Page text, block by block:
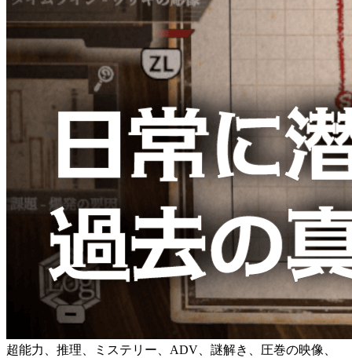
超能力、推理、ミステリー、ADV、謎解き、圧巻の映像、